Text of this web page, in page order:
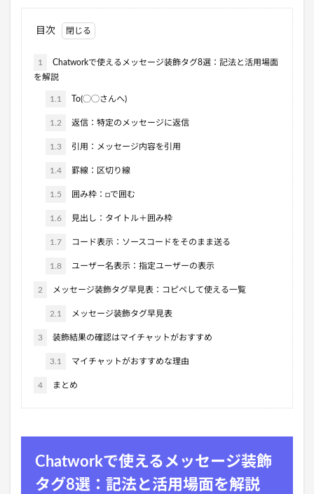
目次
1
Chatworkで使えるメッセージ装飾タグ8選：記法と活用場面
を解説
1.1 To(◯◯さんへ)
1.2 返信：特定のメッセージに返信
1.3 引用：メッセージ内容を引用
1.4 罫線：区切り線
1.5 囲み枠：□で囲む
1.6 見出し：タイトル＋囲み枠
1.7 コード表示：ソースコードをそのまま送る
1.8 ユーザー名表示：指定ユーザーの表示
2 メッセージ装飾タグ早見表：コピペして使える一覧
2.1 メッセージ装飾タグ早見表
3 装飾結果の確認はマイチャットがおすすめ
3.1 マイチャットがおすすめな理由
4 まとめ
Chatworkで使えるメッセージ装飾
タグ8選：記法と活用場面を解説